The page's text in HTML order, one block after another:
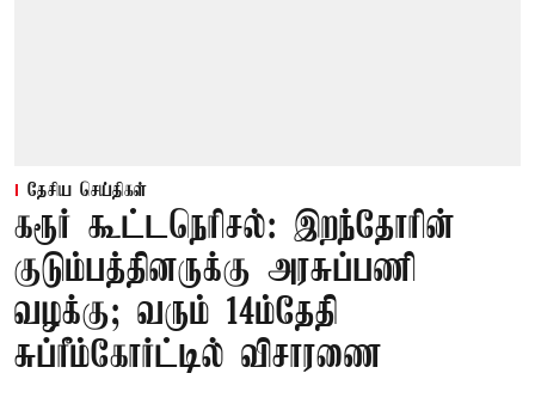
தேசிய செய்திகள்
கரூர் கூட்டநெரிசல்: இறந்தோரின்
குடும்பத்தினருக்கு அரசுப்பணி
வழக்கு; வரும் 14ம்தேதி
சுப்ரீம்கோர்ட்டில் விசாரணை